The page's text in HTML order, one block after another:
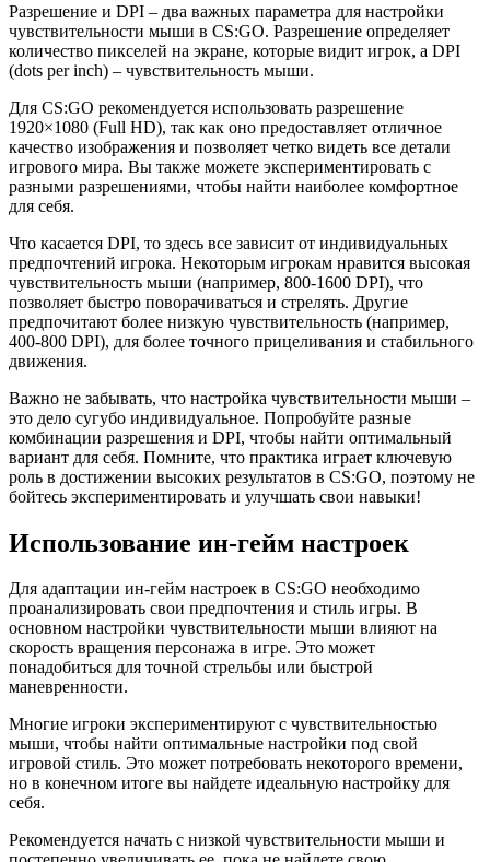
Разрешение и DPI – два важных параметра для настройки
чувствительности мыши в CS:GO. Разрешение определяет
количество пикселей на экране, которые видит игрок, а DPI
(dots per inch) – чувствительность мыши.
Для CS:GO рекомендуется использовать разрешение
1920×1080 (Full HD), так как оно предоставляет отличное
качество изображения и позволяет четко видеть все детали
игрового мира. Вы также можете экспериментировать с
разными разрешениями, чтобы найти наиболее комфортное
для себя.
Что касается DPI, то здесь все зависит от индивидуальных
предпочтений игрока. Некоторым игрокам нравится высокая
чувствительность мыши (например, 800-1600 DPI), что
позволяет быстро поворачиваться и стрелять. Другие
предпочитают более низкую чувствительность (например,
400-800 DPI), для более точного прицеливания и стабильного
движения.
Важно не забывать, что настройка чувствительности мыши –
это дело сугубо индивидуальное. Попробуйте разные
комбинации разрешения и DPI, чтобы найти оптимальный
вариант для себя. Помните, что практика играет ключевую
роль в достижении высоких результатов в CS:GO, поэтому не
бойтесь экспериментировать и улучшать свои навыки!
Использование ин-гейм настроек
Для адаптации ин-гейм настроек в CS:GO необходимо
проанализировать свои предпочтения и стиль игры. В
основном настройки чувствительности мыши влияют на
скорость вращения персонажа в игре. Это может
понадобиться для точной стрельбы или быстрой
маневренности.
Многие игроки экспериментируют с чувствительностью
мыши, чтобы найти оптимальные настройки под свой
игровой стиль. Это может потребовать некоторого времени,
но в конечном итоге вы найдете идеальную настройку для
себя.
Рекомендуется начать с низкой чувствительности мыши и